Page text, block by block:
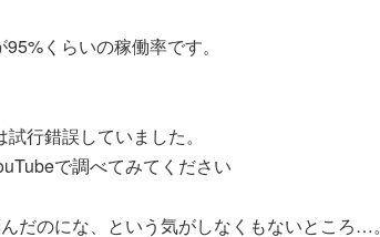
くらいの稼働率です。
行錯誤していました。
で調べてみてください
だのにな、という気がしなくもないところ…。